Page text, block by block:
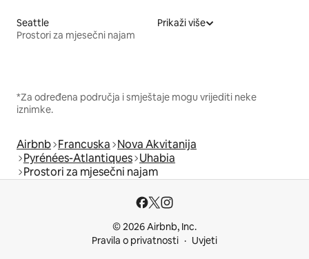
Seattle
Prostori za mjesečni najam
Prikaži više
*Za određena područja i smještaje mogu vrijediti neke
iznimke.
Airbnb Francuska Nova Akvitanija
Pyrénées-Atlantiques Uhabia
Prostori za mjesečni najam
© 2026 Airbnb, Inc.
Pravila o privatnosti
Uvjeti